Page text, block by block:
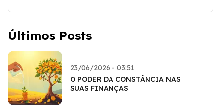
Últimos Posts
23/06/2026 - 03:51
O PODER DA CONSTÂNCIA NAS
SUAS FINANÇAS